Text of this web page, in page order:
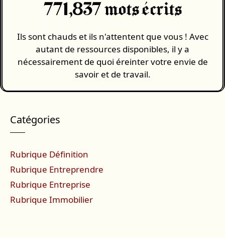
771,837 mots écrits
Ils sont chauds et ils n'attentent que vous ! Avec
autant de ressources disponibles, il y a
nécessairement de quoi éreinter votre envie de
savoir et de travail.
Catégories
Rubrique Définition
Rubrique Entreprendre
Rubrique Entreprise
Rubrique Immobilier